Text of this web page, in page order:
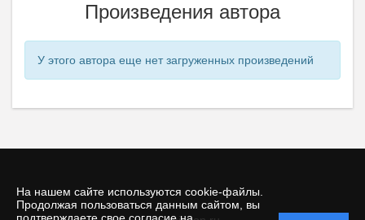
На нашем сайте используются cookie-файлы.
Продолжая пользоваться данным сайтом, вы
Произведения автора
У этого автора еще нет загруженных произведений